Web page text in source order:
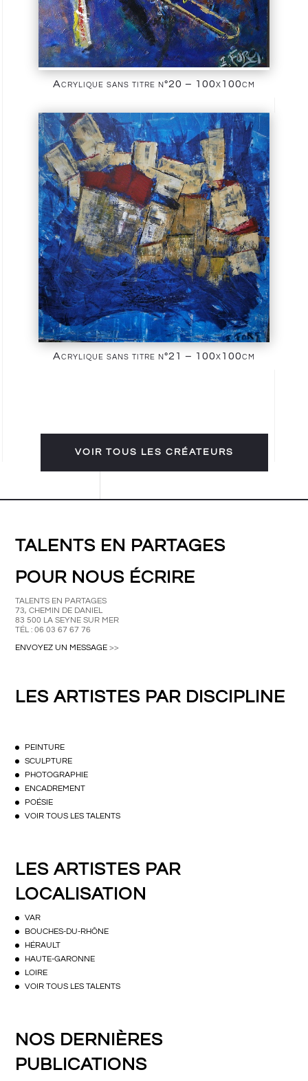
Acrylique sans titre n°20 – 100x100cm
Acrylique sans titre n°21 – 100x100cm
VOIR TOUS LES CRÉATEURS
TALENTS EN PARTAGES
POUR NOUS ÉCRIRE
TALENTS EN PARTAGES
73, CHEMIN DE DANIEL
83 500 LA SEYNE SUR MER
TÉL : 06 03 67 67 76
ENVOYEZ UN MESSAGE >>
LES ARTISTES PAR DISCIPLINE
PEINTURE
SCULPTURE
PHOTOGRAPHIE
ENCADREMENT
POÉSIE
VOIR TOUS LES TALENTS
LES ARTISTES PAR
LOCALISATION
VAR
BOUCHES-DU-RHÔNE
HÉRAULT
HAUTE-GARONNE
LOIRE
VOIR TOUS LES TALENTS
NOS DERNIÈRES
PUBLICATIONS